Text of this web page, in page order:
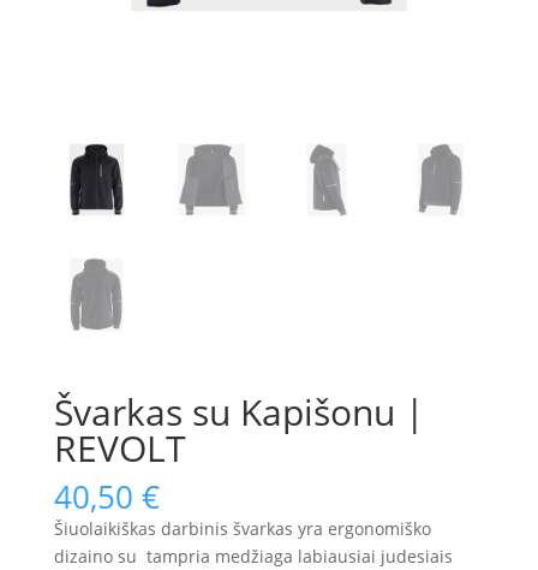
Švarkas su Kapišonu |
REVOLT
40,50 €
Šiuolaikiškas darbinis švarkas yra ergonomiško
dizaino su tampria medžiaga labiausiai judesiais